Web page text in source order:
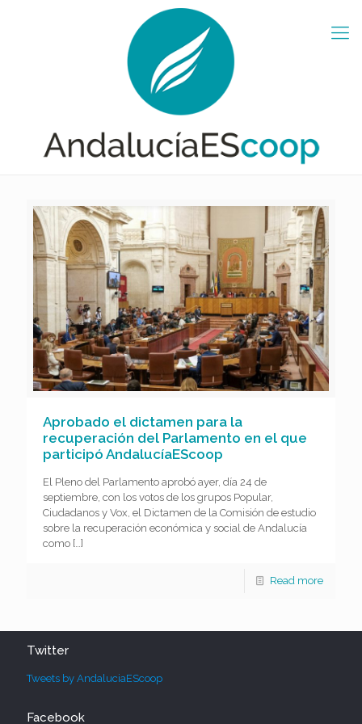
Aprobado el dictamen para la
recuperación del Parlamento en el que
participó AndalucíaEScoop
El Pleno del Parlamento aprobó ayer, día 24 de
septiembre, con los votos de los grupos Popular,
Ciudadanos y Vox, el Dictamen de la Comisión de estudio
sobre la recuperación económica y social de Andalucía
como […]
Read more
Twitter
Tweets by AndaluciaEScoop
Facebook